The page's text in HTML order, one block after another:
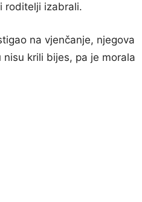
roditelji izabrali.
na vjenčanje, njegova
krili bijes, pa je morala